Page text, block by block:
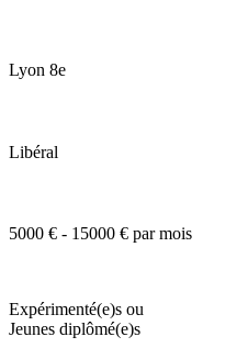
Lyon 8e
Libéral
5000 € - 15000 € par mois
Expérimenté(e)s ou
Jeunes diplômé(e)s